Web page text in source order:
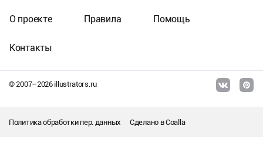
© 2007–2026illustrators.ru
О проекте Правила Помощь
Контакты
Политика обработки пер. данных Сделано вCoalla